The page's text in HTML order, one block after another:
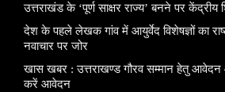
उत्तराखंड के ‘पूर्ण साक्षर राज्य’ बनने पर केंद्रीय
देश के पहले लेखक गांव में आयुर्वेद विशेषज्ञों का
नवाचार पर जोर
खास खबर : उत्तराखण्ड गौरव सम्मान हेतु
करें आवेदन